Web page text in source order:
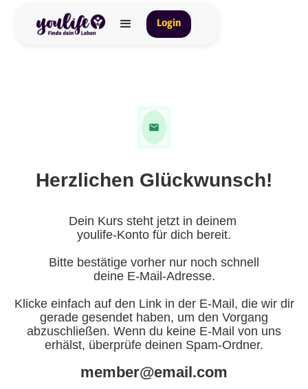
Login
Herzlichen Glückwunsch!
Dein Kurs steht jetzt in deinem
youlife-Konto für dich bereit.
Bitte bestätige vorher nur noch schnell
deine E-Mail-Adresse.
Klicke einfach auf den Link in der E-Mail, die wir dir
gerade gesendet haben, um den Vorgang
abzuschließen. Wenn du keine E-Mail von uns
erhälst, überprüfe deinen Spam-Ordner.
member@email.com